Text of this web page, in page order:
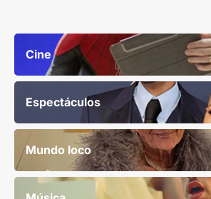
Cine
Espectáculos
Mundo loco